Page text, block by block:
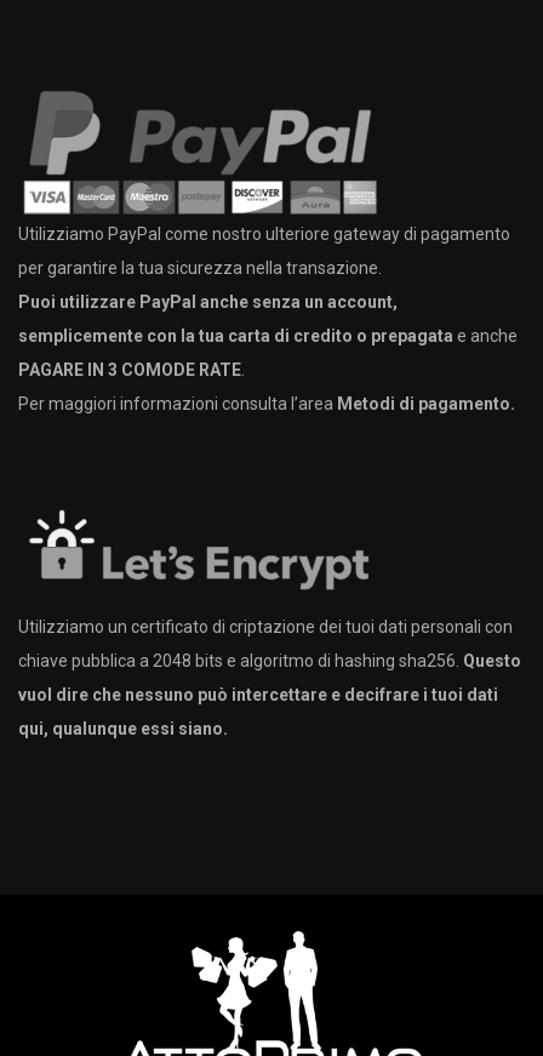
Utilizziamo PayPal come nostro ulteriore gateway di pagamento
per garantire la tua sicurezza nella transazione.
Puoi utilizzare PayPal anche senza un account,
semplicemente con la tua carta di credito o prepagata e anche
PAGARE IN 3 COMODE RATE.
Per maggiori informazioni consulta l’area Metodi di pagamento.
Utilizziamo un certificato di criptazione dei tuoi dati personali con
chiave pubblica a 2048 bits e algoritmo di hashing sha256. Questo
vuol dire che nessuno può intercettare e decifrare i tuoi dati
qui, qualunque essi siano.